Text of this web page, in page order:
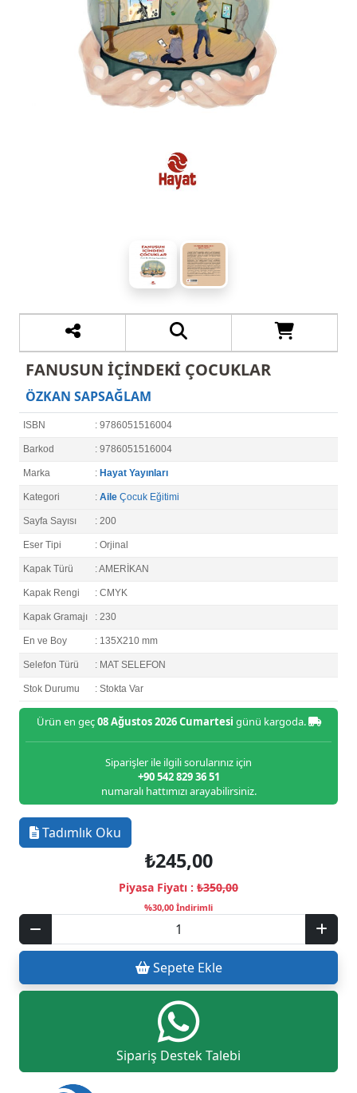
FANUSUN İÇİNDEKİ ÇOCUKLAR
ÖZKAN SAPSAĞLAM
ISBN : 9786051516004
Barkod : 9786051516004
Marka : Hayat Yayınları
Kategori : Aile Çocuk Eğitimi
Sayfa Sayısı : 200
Eser Tipi : Orjinal
Kapak Türü : AMERİKAN
Kapak Rengi : CMYK
Kapak Gramajı : 230
En ve Boy : 135X210 mm
Selefon Türü : MAT SELEFON
Stok Durumu : Stokta Var
Ürün en geç08 Ağustos 2026 Cumartesi günü kargoda.
Siparişler ile ilgili sorularınız için
+90 542 829 36 51
numaralı hattımızı arayabilirsiniz.
Tadımlık Oku
₺245,00
Piyasa Fiyatı : ₺350,00
%30,00 İndirimli
Sepete Ekle
Sipariş Destek Talebi